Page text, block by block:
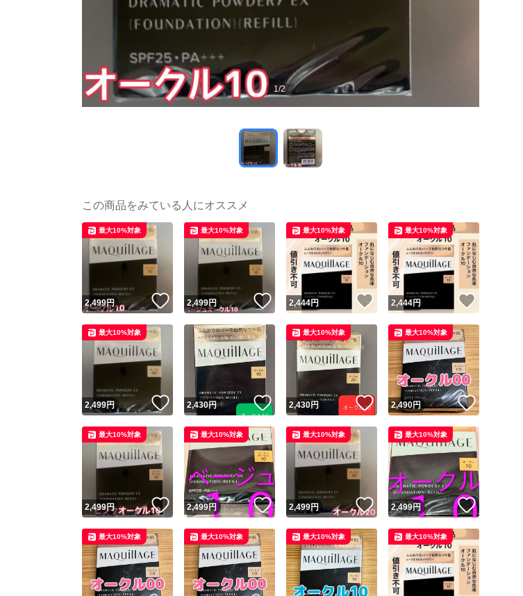
1/2
この商品をみている人にオススメ
2,499円 いいね！
最大10%対象
2,499円 いいね！
最大10%対象
2,444円 いいね！
最大10%対象
2,444円
最大10%対象
2,499円 いいね！
最大10%対象
2,430円 いいね！
2,430円 いいね！
最大10%対象
2,490円 いいね！
最大10%対象
2,499円 いいね！
最大10%対象
2,499円 いいね！
最大10%対象
2,499円 いいね！
最大10%対象
2,499円 いいね！
最大10%対象
最大10%対象 最大10%対象 最大10%対象 最大10%対象